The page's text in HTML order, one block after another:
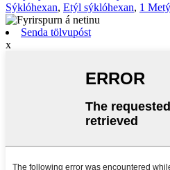
Sýklóhexan, Etýl sýklóhexan, 1
Senda tölvupóst
x